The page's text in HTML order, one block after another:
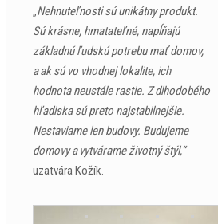
„Nehnuteľnosti sú unikátny produkt.
Sú krásne, hmatateľné, napĺňajú
základnú ľudskú potrebu mať domov,
a ak sú vo vhodnej lokalite, ich
hodnota neustále rastie. Z dlhodobého
hľadiska sú preto najstabilnejšie.
Nestaviame len budovy. Budujeme
domovy a vytvárame životný štýl,“
uzatvára Kožík.